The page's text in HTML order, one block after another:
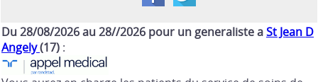
Du 28/08/2026 au 28//2026 pour un generaliste aSt Jean D
Angely(17) :